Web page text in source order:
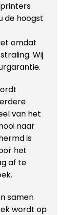
de hoogst
omdat
Wij
van het
naar
is
het
af te
samen
wordt op